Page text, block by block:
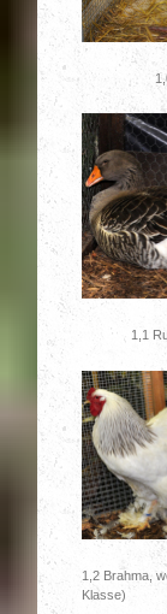
1,1
1,2 Brahma,
Klasse)